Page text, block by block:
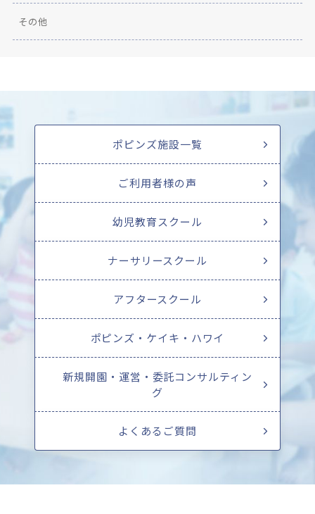
その他
ポピンズ施設一覧
ご利用者様の声
幼児教育スクール
ナーサリースクール
アフタースクール
ポピンズ・ケイキ・ハワイ
新規開園・運営・委託コンサルティン
グ
よくあるご質問